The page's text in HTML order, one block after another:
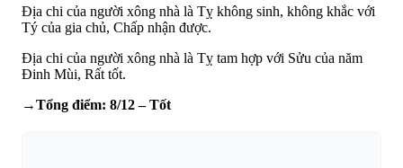
Địa chi của người xông nhà là Tỵ không sinh, không khắc với
Tý của gia chủ, Chấp nhận được.
Địa chi của người xông nhà là Tỵ tam hợp với Sửu của năm
Đinh Mùi, Rất tốt.
→Tổng điểm: 8/12 – Tốt